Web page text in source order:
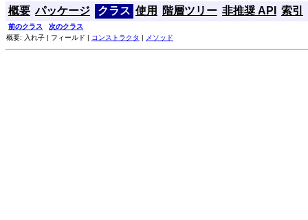
概要 パッケージ クラス 使用 階層ツリー 非推奨 API 索引
前のクラス
次のクラス
概要: 入れ子 | フィールド | コンストラクタ | メソッド